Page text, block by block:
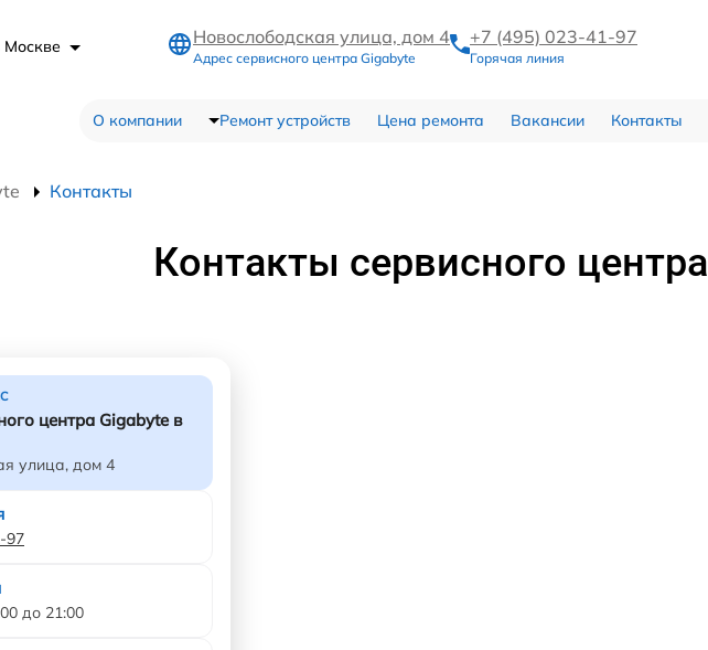
Москве Новослободская улица, дом 4
Адрес сервисного центра Gigabyte
+7 (495) 023-41-97
Горячая линия
О компании Ремонт устройств Цена ремонта Вакансии Контакты
Контакты
Контакты сервисного центра
центра Gigabyte в
улица, дом 4
97
до 21:00